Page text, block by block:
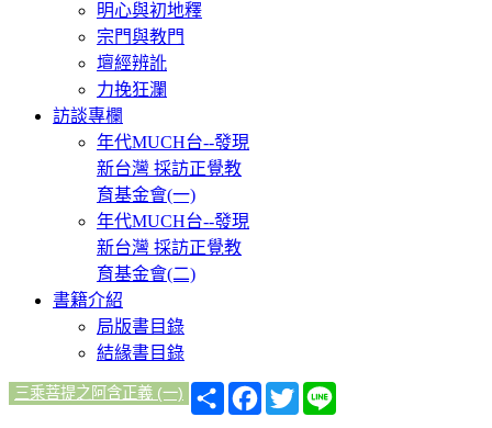
明心與初地釋
宗門與教門
壇經辨訛
力挽狂瀾
訪談專欄
年代MUCH台--發現
新台灣 採訪正覺教
育基金會(一)
年代MUCH台--發現
新台灣 採訪正覺教
育基金會(二)
書籍介紹
局版書目錄
結緣書目錄
三乘菩提之阿含正義 (一)
分
享
Facebook
Twitter